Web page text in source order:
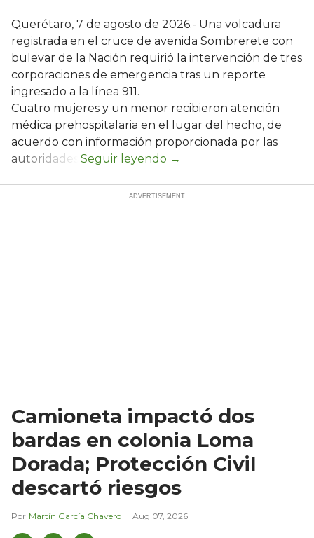
Querétaro, 7 de agosto de 2026.- Una volcadura
registrada en el cruce de avenida Sombrerete con
bulevar de la Nación requirió la intervención de tres
corporaciones de emergencia tras un reporte
ingresado a la línea 911.
Cuatro mujeres y un menor recibieron atención
médica prehospitalaria en el lugar del hecho, de
acuerdo con información proporcionada por las
autoridades.
Camioneta impactó dos
bardas en colonia Loma
Dorada; Protección Civil
descartó riesgos
Martín García Chavero Aug 07, 2026